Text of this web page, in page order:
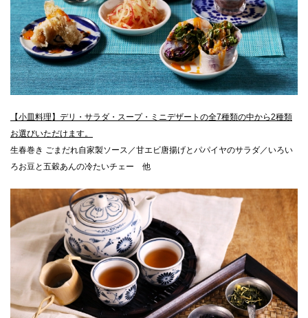
【小皿料理】デリ・サラダ・スープ・ミニデザートの全7種類の中から2種類
お選びいただけます。
生春巻き ごまだれ自家製ソース／甘エビ唐揚げとパパイヤのサラダ／いろい
ろお豆と五穀あんの冷たいチェー 他